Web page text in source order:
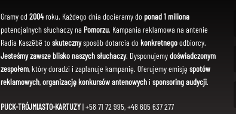
Gramy od 2004roku. Każdego dnia docieramy do ponad 1 miliona
potencjalnych słuchaczy na Pomorzu. Kampania reklamowa na antenie
Radia Kaszëbë toskutecznysposób dotarcia dokonkretnegoodbiorcy.
Jesteśmy zawsze blisko naszych słuchaczy. Dysponujemydoświadczonym
zespołem, który doradzi i zaplanuje kampanię. Oferujemy emisję spotów
reklamowych,organizację konkursów antenowychi sponsoring audycji.
PUCK-TRÓJMIASTO-KARTUZY| +58 71 72 995, +48 605 637 277